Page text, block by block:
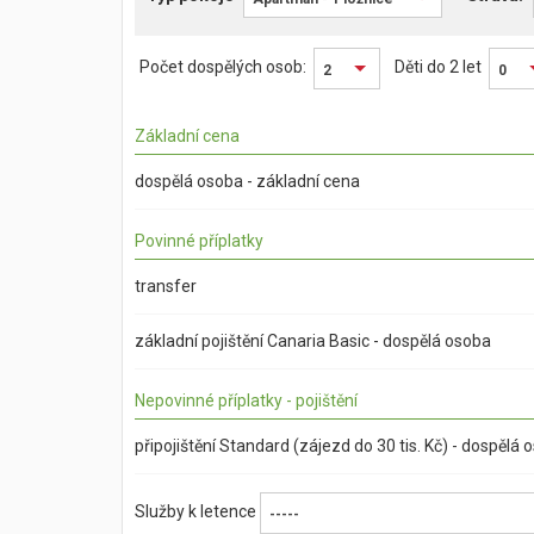
Počet dospělých osob: 2 Děti do 2 let 0
Základní cena
dospělá osoba - základní cena
Povinné příplatky
transfer
základní pojištění Canaria Basic - dospělá osoba
Nepovinné příplatky - pojištění
připojištění Standard (zájezd do 30 tis. Kč) - dospělá
Služby k letence -----